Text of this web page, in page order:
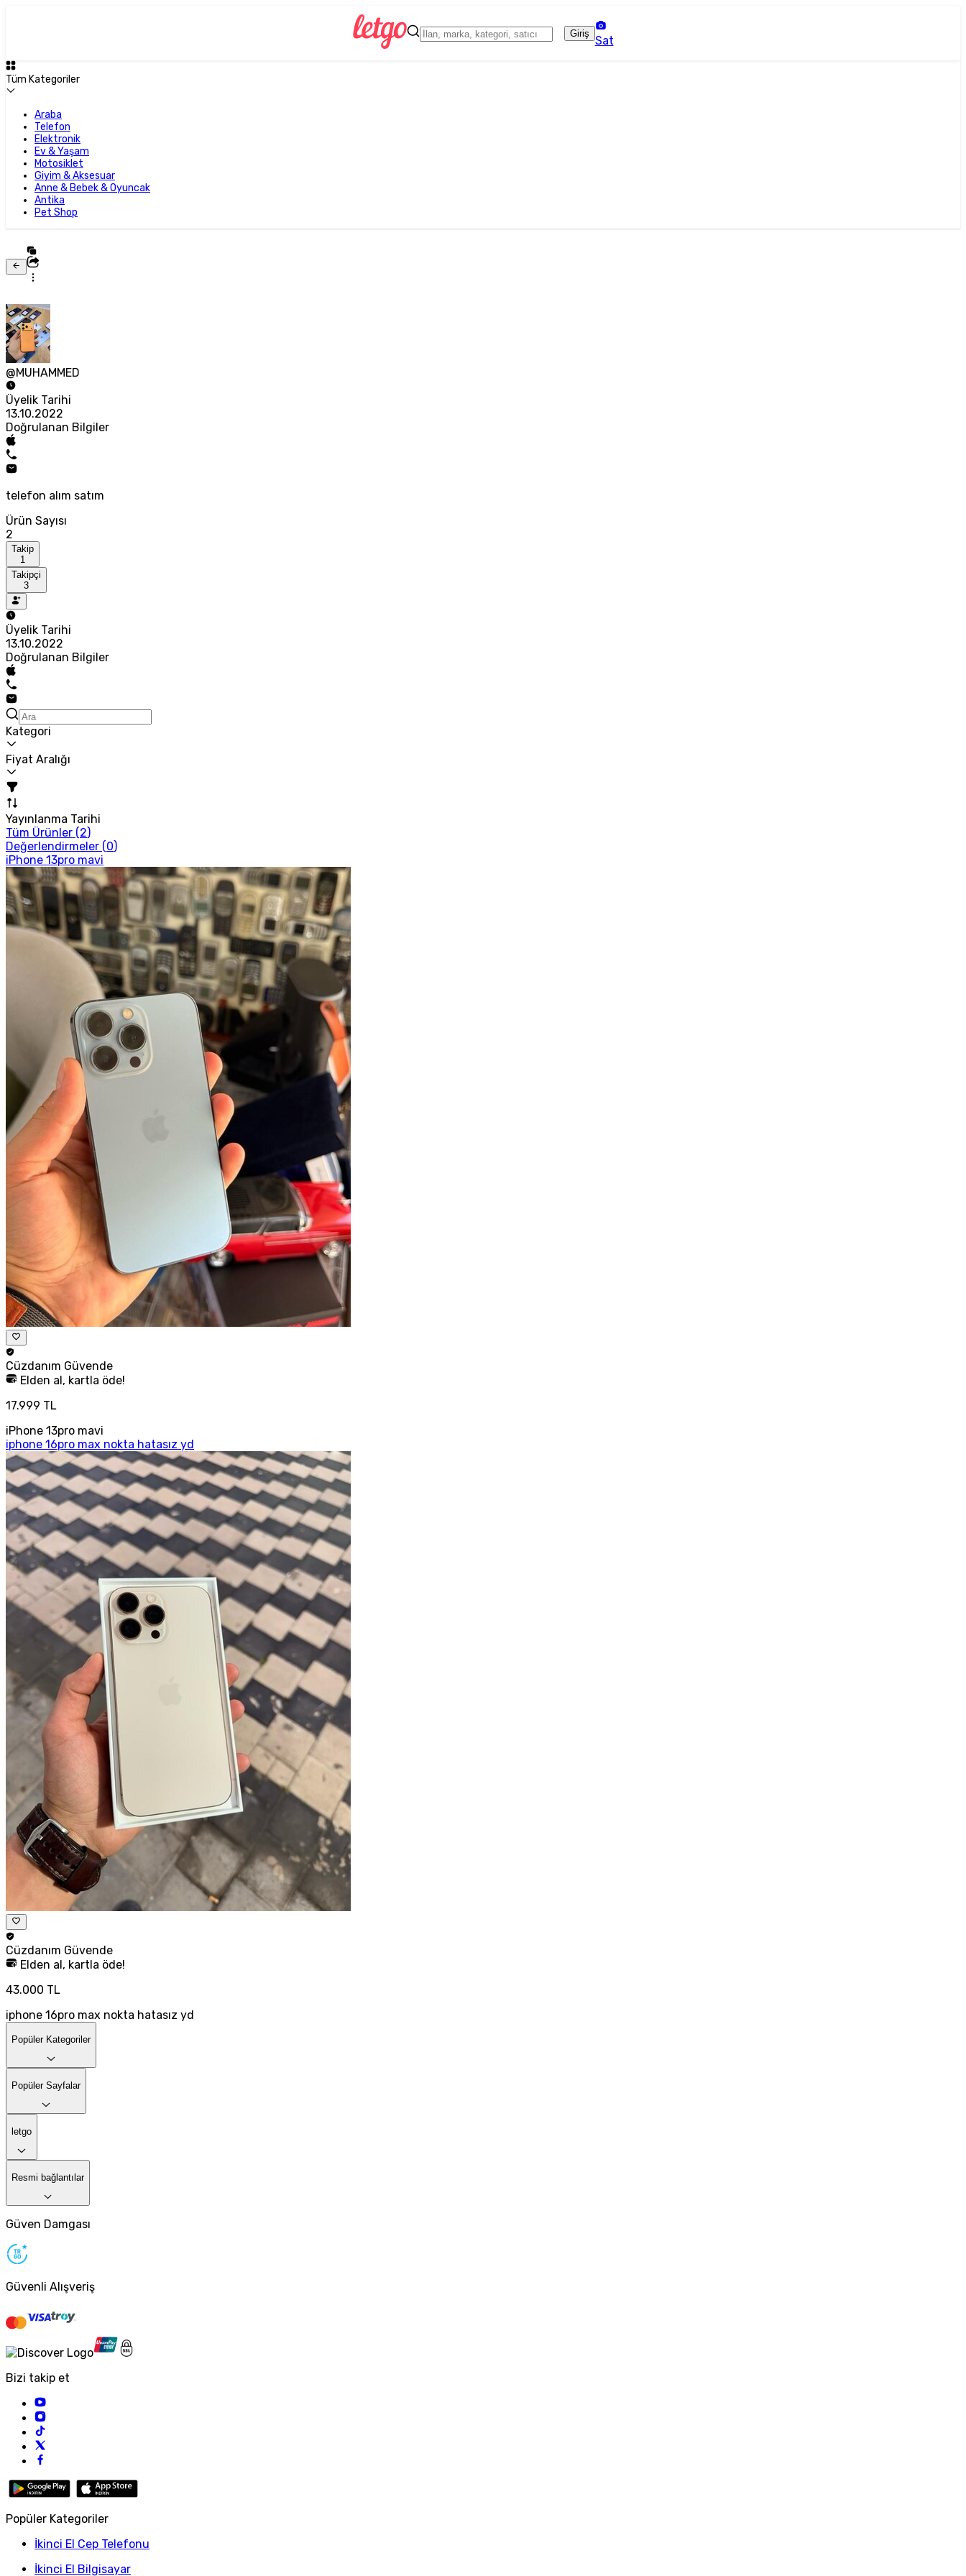
Giriş
Sat
Tüm Kategoriler
Araba
Telefon
Elektronik
Ev & Yaşam
Motosiklet
Giyim & Aksesuar
Anne & Bebek & Oyuncak
Antika
Pet Shop
@MUHAMMED
Üyelik Tarihi
13.10.2022
Doğrulanan Bilgiler
telefon alım satım
Ürün Sayısı
2
Takip
1
Takipçi
3
Üyelik Tarihi
13.10.2022
Doğrulanan Bilgiler
Kategori
Fiyat Aralığı
Yayınlanma Tarihi
Tüm Ürünler (2)
Değerlendirmeler (0)
iPhone 13pro mavi
Cüzdanım Güvende
Elden al, kartla öde!
17.999 TL
iPhone 13pro mavi
iphone 16pro max nokta hatasız yd
Cüzdanım Güvende
Elden al, kartla öde!
43.000 TL
iphone 16pro max nokta hatasız yd
Popüler Kategoriler
Popüler Sayfalar
letgo
Resmi bağlantılar
Güven Damgası
Güvenli Alışveriş
Bizi takip et
Popüler Kategoriler
İkinci El Cep Telefonu
İkinci El Bilgisayar